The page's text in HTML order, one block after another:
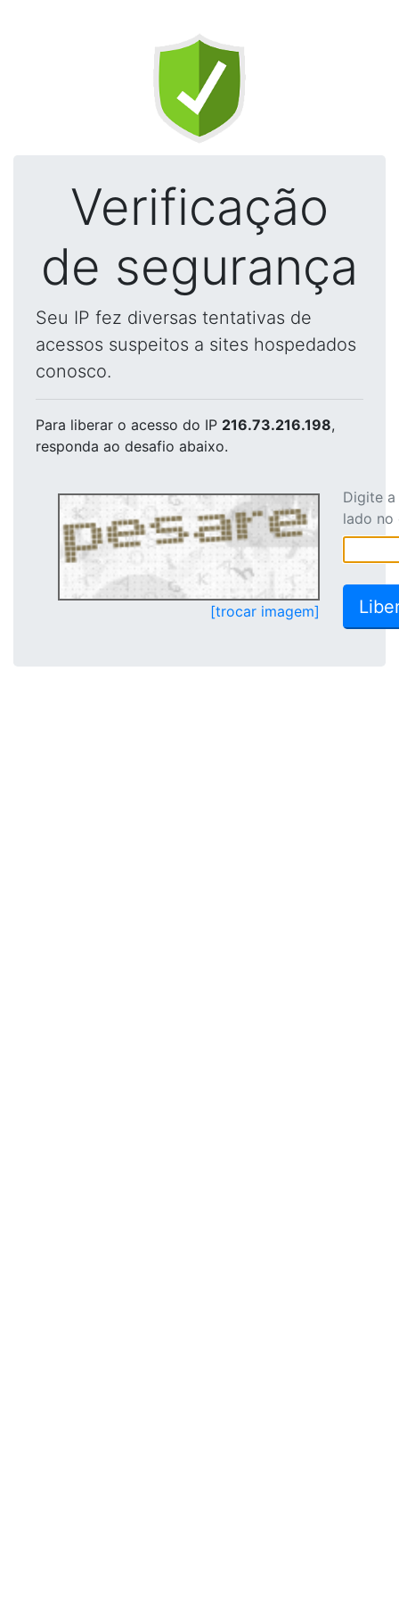
Verificação
de segurança
Seu IP fez diversas tentativas de
acessos suspeitos a sites hospedados
conosco.
Para liberar o acesso do IP 216.73.216.198,
responda ao desafio abaixo.
[trocar imagem]
Digite
lado no